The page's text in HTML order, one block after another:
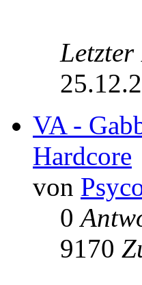
VA -
Hardcore
von
0
9170